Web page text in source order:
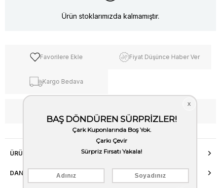
Ürün stoklarımızda kalmamıştır.
Favorilere Ekle Fiyat Düşünce Haber Ver
Kargo Bedava
ÜRÜN ÖZELLIKLERI
DANIŞMA HATTI